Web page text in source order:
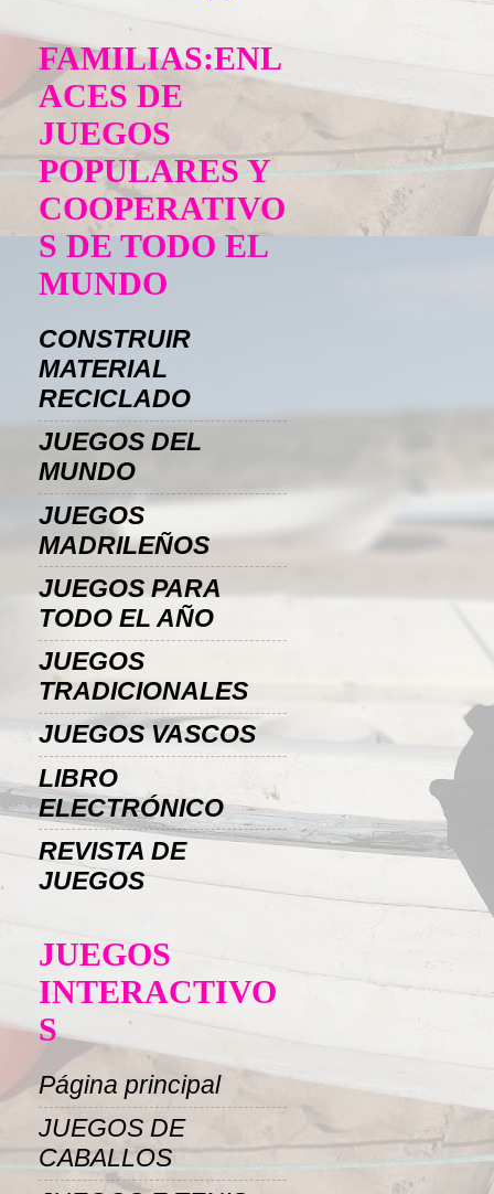
FAMILIAS:ENL
ACES DE
JUEGOS
POPULARES Y
COOPERATIVO
S DE TODO EL
MUNDO
CONSTRUIR
MATERIAL
RECICLADO
JUEGOS DEL
MUNDO
JUEGOS
MADRILEÑOS
JUEGOS PARA
TODO EL AÑO
JUEGOS
TRADICIONALES
JUEGOS VASCOS
LIBRO
ELECTRÓNICO
REVISTA DE
JUEGOS
JUEGOS
INTERACTIVO
S
Página principal
JUEGOS DE
CABALLOS